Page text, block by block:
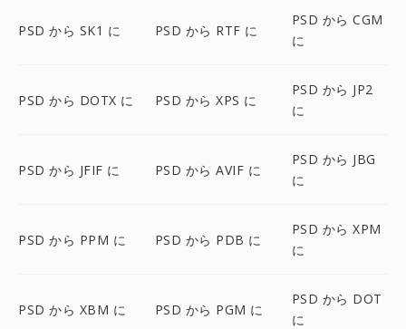
PSD から SK1 に PSD から RTF に
PSD から CGM
に
PSD から DOTX に PSD から XPS に
PSD から JP2
に
PSD から JFIF に PSD から AVIF に
PSD から JBG
に
PSD から PPM に PSD から PDB に
PSD から XPM
に
PSD から XBM に PSD から PGM に
PSD から DOT
に